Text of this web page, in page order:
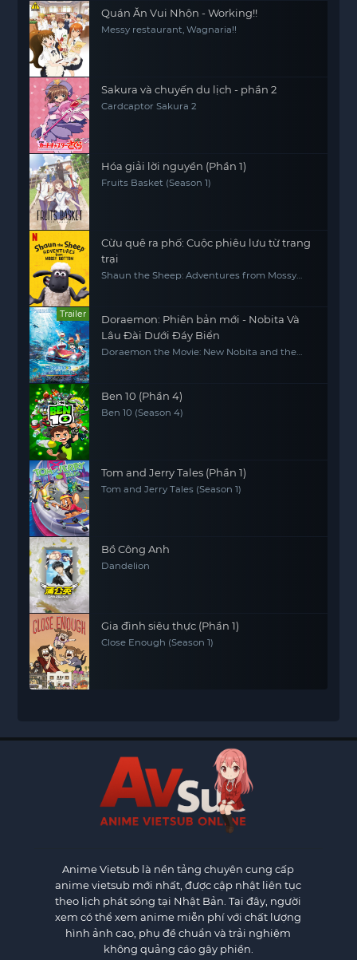
Quán Ăn Vui Nhộn - Working!!
Messy restaurant, Wagnaria!!
Sakura và chuyến du lịch - phần 2
Cardcaptor Sakura 2
Hóa giải lời nguyền (Phần 1)
Fruits Basket (Season 1)
Cừu quê ra phố: Cuộc phiêu lưu từ trang
trại
Shaun the Sheep: Adventures from Mossy
Trailer
Doraemon: Phiên bản mới - Nobita Và
Lâu Đài Dưới Đáy Biển
Doraemon the Movie: New Nobita and the
Ben 10 (Phần 4)
Ben 10 (Season 4)
Tom and Jerry Tales (Phần 1)
Tom and Jerry Tales (Season 1)
Bồ Công Anh
Dandelion
Gia đình siêu thực (Phần 1)
Close Enough (Season 1)
Anime Vietsub là nền tảng chuyên cung cấp
anime vietsub mới nhất, được cập nhật liên tục
theo lịch phát sóng tại Nhật Bản. Tại đây, người
xem có thể xem anime miễn phí với chất lượng
hình ảnh cao, phụ đề chuẩn và trải nghiệm
không quảng cáo gây phiền.